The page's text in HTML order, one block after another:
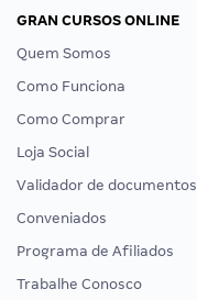
GRAN CURSOS ONLINE
Quem Somos
Como Funciona
Como Comprar
Loja Social
Validador de documentos
Conveniados
Programa de Afiliados
Trabalhe Conosco